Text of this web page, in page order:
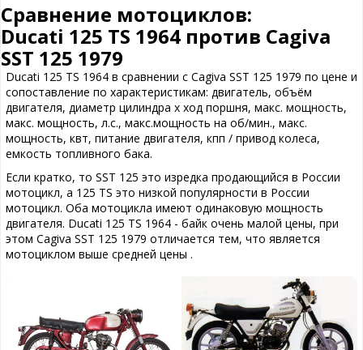
Сравнение мотоциклов:
Ducati 125 TS 1964 против Cagiva
SST 125 1979
Ducati 125 TS 1964 в сравнении с Cagiva SST 125 1979 по цене и
сопоставление по характеристикам: двигатель, объём
двигателя, диаметр цилиндра х ход поршня, макс. мощность,
макс. мощность, л.с., макс.мощность на об/мин., макс.
мощность, квт, питание двигателя, кпп / привод колеса,
емкость топливного бака.
Если кратко, то SST 125 это изредка продающийся в России
мотоцикл, а 125 TS это низкой популярности в России
мотоцикл. Оба мотоцикла имеют одинаковую мощность
двигателя. Ducati 125 TS 1964 - байк очень малой цены, при
этом Cagiva SST 125 1979 отличается тем, что является
мотоциклом выше средней цены .